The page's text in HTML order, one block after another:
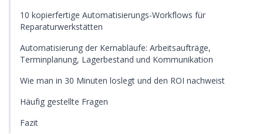
10 kopierfertige Automatisierungs-Workflows für
Reparaturwerkstätten
Automatisierung der Kernabläufe: Arbeitsaufträge,
Terminplanung, Lagerbestand und Kommunikation
Wie man in 30 Minuten loslegt und den ROI nachweist
Häufig gestellte Fragen
Fazit